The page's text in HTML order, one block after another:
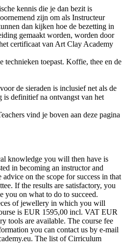
kennis die je dan bezit is
zijn om als Instructeur
dan kijken hoe de bezetting in
gemaakt worden, worden door
certificaat van Art Clay Academy
technieken toepast. Koffie, thee en de
de sieraden is inclusief net als de
is definitief na ontvangst van het
vind je boven aan deze pagina
knowledge you will then have is
in becoming an instructor and
on the scope for success in that
If the results are satisfactory, you
you on what to do to succeed.
of jewellery in which you will
is EUR 1595,00 incl. VAT EUR
tools are available. The course fee
you can contact us by e-mail
The list of Cirriculum